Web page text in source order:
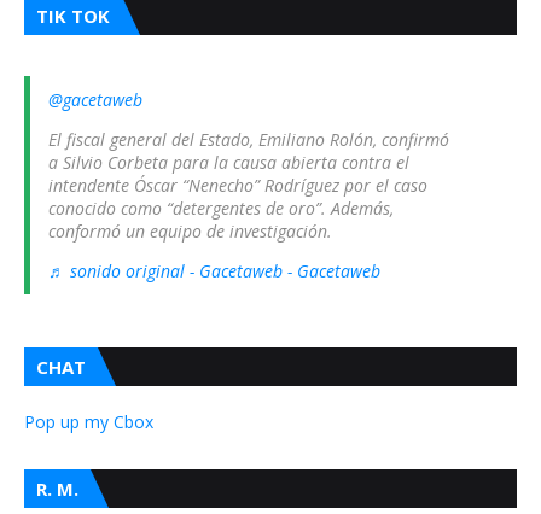
TIK TOK
@gacetaweb
El fiscal general del Estado, Emiliano Rolón, confirmó
a Silvio Corbeta para la causa abierta contra el
intendente Óscar “Nenecho” Rodríguez por el caso
conocido como “detergentes de oro”. Además,
conformó un equipo de investigación.
♬ sonido original - Gacetaweb - Gacetaweb
CHAT
Pop up my Cbox
R. M.